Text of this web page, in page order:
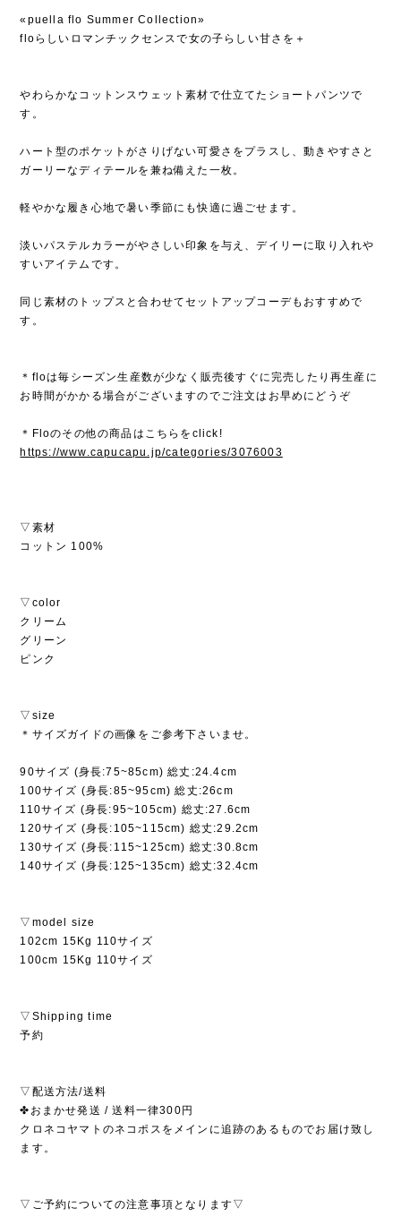
«puella flo Summer Collection»
floらしいロマンチックセンスで女の子らしい甘さを＋
やわらかなコットンスウェット素材で仕立てたショートパンツで
す。
ハート型のポケットがさりげない可愛さをプラスし、動きやすさと
ガーリーなディテールを兼ね備えた一枚。
軽やかな履き心地で暑い季節にも快適に過ごせます。
淡いパステルカラーがやさしい印象を与え、デイリーに取り入れや
すいアイテムです。
同じ素材のトップスと合わせてセットアップコーデもおすすめで
す。
＊floは毎シーズン生産数が少なく販売後すぐに完売したり再生産に
お時間がかかる場合がございますのでご注文はお早めにどうぞ
＊Floのその他の商品はこちらをclick!
https://www.capucapu.jp/categories/3076003
▽素材
コットン 100%
▽color
クリーム
グリーン
ピンク
▽size
＊サイズガイドの画像をご参考下さいませ。
90サイズ (身長:75~85cm) 総丈:24.4cm
100サイズ (身長:85~95cm) 総丈:26cm
110サイズ (身長:95~105cm) 総丈:27.6cm
120サイズ (身長:105~115cm) 総丈:29.2cm
130サイズ (身長:115~125cm) 総丈:30.8cm
140サイズ (身長:125~135cm) 総丈:32.4cm
▽model size
102cm 15Kg 110サイズ
100cm 15Kg 110サイズ
▽Shipping time
予約
▽配送方法/送料
✤おまかせ発送 / 送料一律300円
クロネコヤマトのネコポスをメインに追跡のあるものでお届け致し
ます。
▽ご予約についての注意事項となります▽